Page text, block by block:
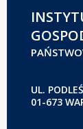
UL.
01-673